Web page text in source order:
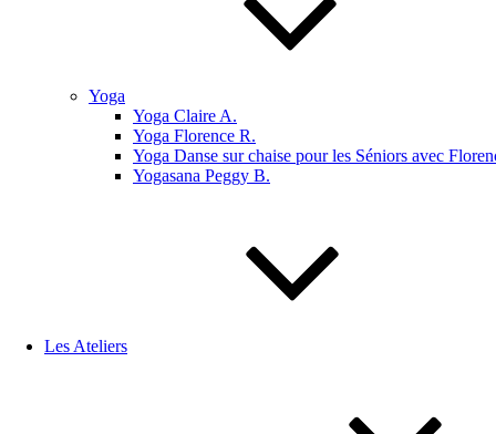
Yoga
Yoga Claire A.
Yoga Florence R.
Yoga Danse sur chaise pour les Séniors avec
Yogasana Peggy B.
Les Ateliers